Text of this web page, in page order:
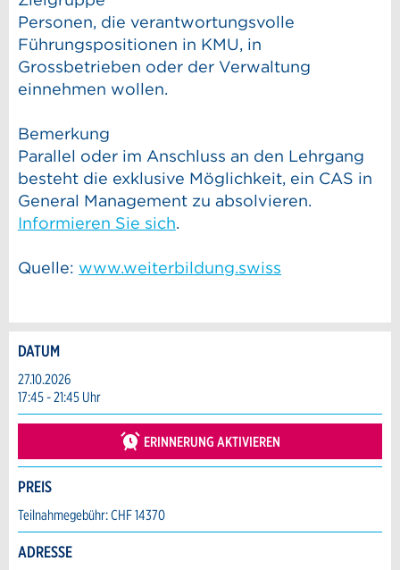
Personen, die verantwortungsvolle
Führungspositionen in KMU, in
Grossbetrieben oder der Verwaltung
einnehmen wollen.
Bemerkung
Parallel oder im Anschluss an den Lehrgang
besteht die exklusive Möglichkeit, ein CAS in
General Management zu absolvieren.
Informieren Sie sich.
Quelle: www.weiterbildung.swiss
Anzeige beanstanden
Ihr Feedback wird sehr geschätzt!
Allgemeines Feedback
Anzeige nicht mehr gültig
Anzeige unvollständig
Anzeige weiterempfehlen
Empfehlen Sie diese Anzeige an Freunde
Reservation
Veranstaltungsdatum *:
Anzahl der Teilnehmer *:
Vorname / Nachname *:
DATUM
27.10.2026
17:45 - 21:45 Uhr
ERINNERUNG AKTIVIEREN
PREIS
Teilnahmegebühr: CHF 14370
ADRESSE